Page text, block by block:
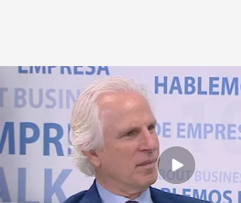
Giuseppe Tringali
22 NOV 2017 - 06:00h.
Compartir